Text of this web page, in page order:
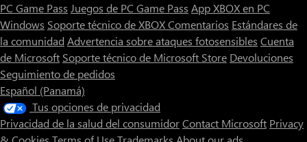
PC Game Pass Juegos de PC Game Pass App XBOX en PC
Windows Soporte técnico de XBOXComentarios Estándares de
la comunidad Advertencia sobre ataques fotosensibles Cuenta
de Microsoft Soporte técnico de Microsoft Store Devoluciones
Seguimiento de pedidos
Español (Panamá)
Tus opciones de privacidad
Privacidad de la salud del consumidorContact Microsoft Privacy